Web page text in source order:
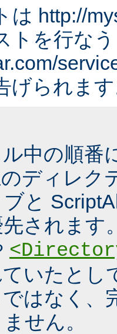
は http://
トを行な
げられま
中の順番
ディレク
と
されます
いたとし
はなく、
せん。